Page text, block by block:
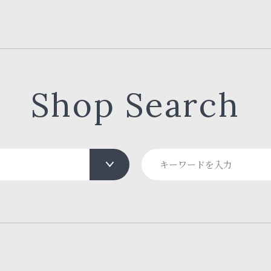
Shop Search